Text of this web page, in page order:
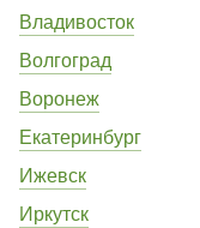
Владивосток
Волгоград
Воронеж
Екатеринбург
Ижевск
Иркутск